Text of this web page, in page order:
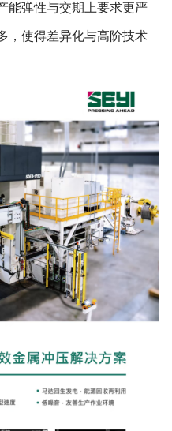
能弹性与交期上要求更严
，使得差异化与高阶技术